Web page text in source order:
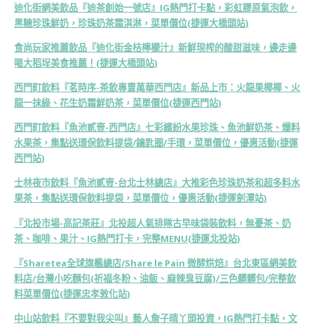
迪化街網美飲品『迪茶創始一號店』IG熱門打卡點，彩虹膠原氣泡飲，
黑糖珍珠鮮奶，珍珠奶茶霜淇淋，菜單價位(捷運大橋頭站)
食尚玩家推薦飲品『迪化街金桔檸檬汁』新鮮現榨的酸甜滋味，邊走邊
喝大稻埕美食推薦！(捷運大橋頭站)
西門町飲料『茗時序-茶飲專賣萬華西門店』新品上市：火龍果椰椰、火
龍一抹綠、花生奶霜鮮奶茶，菜單價位(捷運西門站)
西門町飲料『魚池貳壹-西門店』七彩繽紛水果珍珠、魚池鮮奶茶、爆料
水果茶，集點送環保飲料提袋/鑰匙圈/手環，菜單價位，優惠活動(捷運
西門站)
士林夜市飲料『魚池貳壹-台北士林總店』大推彩色珍珠奶茶和超多料水
果茶，集點送環保飲料提袋，菜單價位，優惠活動(捷運劍潭站)
『北投市場-高記茶莊』北投超人氣排隊古早味袋裝飲料，無憂茶、奶
茶、咖啡、果汁、IG熱門打卡，完整MENU(捷運北投站)
『Sharetea全球旗艦總店/Share le Pain 微酵烘焙』台北東區網美飲
料店/台灣小吃麵包(祈福冬粉、油飯、麻辣臭豆腐)/三色髒髒包/完整飲
料菜單價位(捷運忠孝敦化站)
中山站飲料『不要對我尖叫』藝人詹子晴丫頭投資，IG熱門打卡點，文